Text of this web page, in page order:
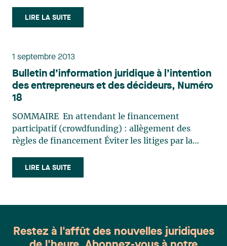
En effet, la Cour apporte un éclairage important
sur l’interprétation (…)
LIRE LA SUITE
1 septembre 2013
Bulletin d’information juridique à l’intention
des entrepreneurs et des décideurs, Numéro
18
SOMMAIRE En attendant le financement
participatif (crowdfunding) : allègement des
règles de financement Éviter les litiges par la
anniversaire de la Loi 72 : protection et
réhabilitation des terrainsEN ATTENDANT LE
LIRE LA SUITE
Restez à l'affût des nouvelles juridiques